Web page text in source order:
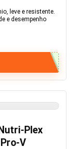
leve e resistente.
e desempenho
Plex
V